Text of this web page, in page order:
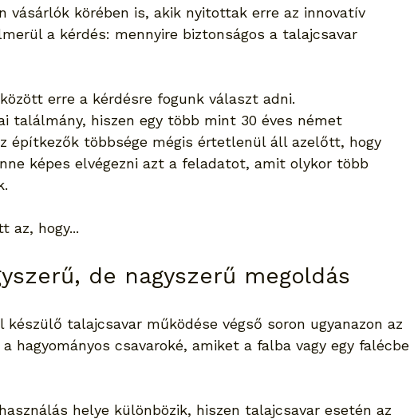
vásárlók körében is, akik nyitottak erre az innovatív
a kérdés: mennyire biztonságos a talajcsavar
erre a kérdésre fogunk választ adni.
találmány, hiszen egy több mint 30 éves német
építkezők többsége mégis értetlenül áll azelőtt, hogy
képes elvégezni azt a feladatot, amit olykor több
az, hogy...
de nagyszerű megoldás
készülő talajcsavar működése végső soron ugyanazon az
hagyományos csavaroké, amiket a falba vagy egy falécbe
helye különbözik, hiszen talajcsavar esetén az